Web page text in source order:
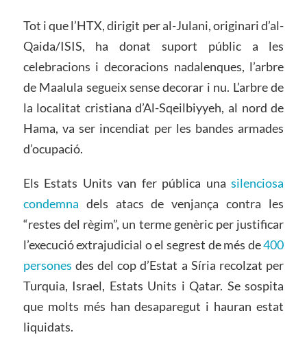
Tot i que l’HTX, dirigit per al-Julani, originari d’al-
Qaida/ISIS, ha donat suport públic a les
celebracions i decoracions nadalenques, l’arbre
de Maalula segueix sense decorar i nu. L’arbre de
la localitat cristiana d’Al-Sqeilbiyyeh, al nord de
Hama, va ser incendiat per les bandes armades
d’ocupació.
Els Estats Units van fer pública unasilenciosa
condemna dels atacs de venjança contra les
“restes del règim”, un terme genèric per justificar
l’execució extrajudicial o el segrest de més de400
persones des del cop d’Estat a Síria recolzat per
Turquia, Israel, Estats Units i Qatar. Se sospita
que molts més han desaparegut i hauran estat
liquidats.